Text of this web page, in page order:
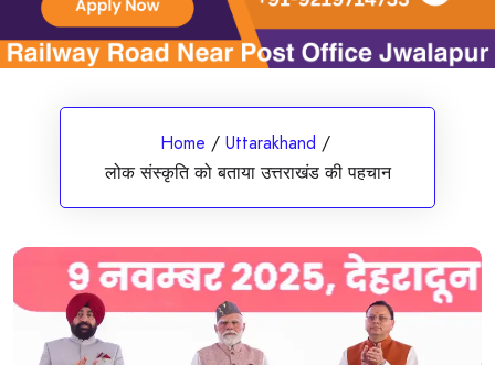
Home / Uttarakhand /
लोक संस्कृति को बताया उत्तराखंड की पहचान